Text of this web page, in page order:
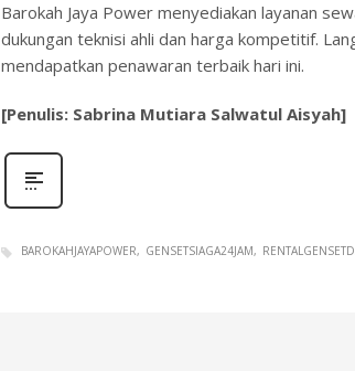
Barokah Jaya Power menyediakan layanan
dukungan teknisi ahli dan harga kompetitif.
mendapatkan penawaran terbaik hari ini.
[Penulis: Sabrina Mutiara Salwatul Aisyah]
BAROKAHJAYAPOWER GENSETSIAGA24JAM